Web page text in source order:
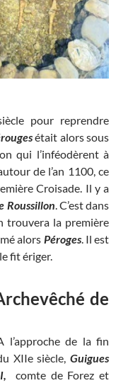
pour reprendre
était alors sous
qui l’inféodèrent à
de l’an 1100, ce
Croisade. Il y a
Roussillon. C’est dans
trouvera la première
alors Péroges. Il est
fit ériger.
de
l’approche de la fin
XIIe siècle, Guigues
comte de Forez et